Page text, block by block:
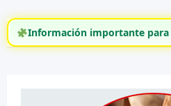
Información importante para